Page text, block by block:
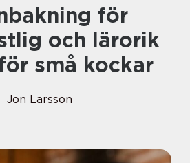
och lärorik
små kockar
Jon Larsson